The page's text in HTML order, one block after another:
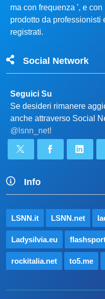
ma con frequenza ', e
prodotto da
registrati.
Social Network
Seguici Su
Se desideri rimanere
anche attraverso Social
@lsnn_net!
Info
LSNN.it LSNN.net
Ladysilvia.eu
rockitalia.net to5.me